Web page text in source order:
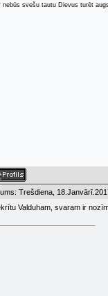
nebūs svešu tautu Dievus turēt
Trešdiena,
Valduham, svaram ir